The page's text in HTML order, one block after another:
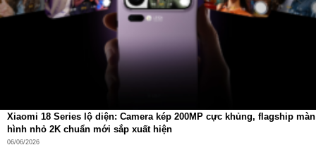
Xiaomi 18 Series lộ diện: Camera kép 200MP cực khủng, flagship màn
hình nhỏ 2K chuẩn mới sắp xuất hiện
06/06/2026